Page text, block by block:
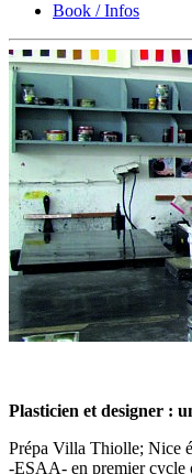
Book / Infos
Plasticien et designer :
Prépa Villa Thiolle; Nice
-ESAA- en premier cycle